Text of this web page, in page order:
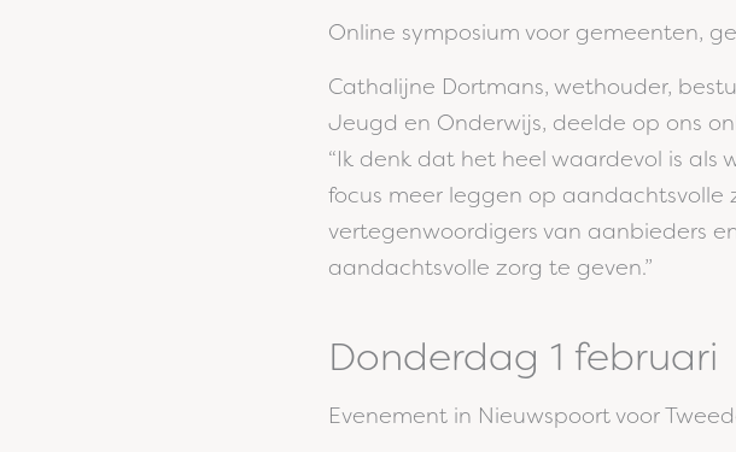
Online symposium voor gemeenten,
Cathalijne Dortmans, wethouder,
Jeugd en Onderwijs, deelde op ons
“Ik denk dat het heel waardevol is
focus meer leggen op
vertegenwoordigers van aanbieders
aandachtsvolle zorg te geven.”
Donderdag 1 februari
Evenement in Nieuwspoort voor